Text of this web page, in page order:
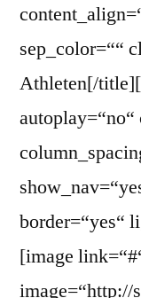
sep_color=““
Athleten[/
autoplay=“no“
border=“yes“
[image
image=“http://